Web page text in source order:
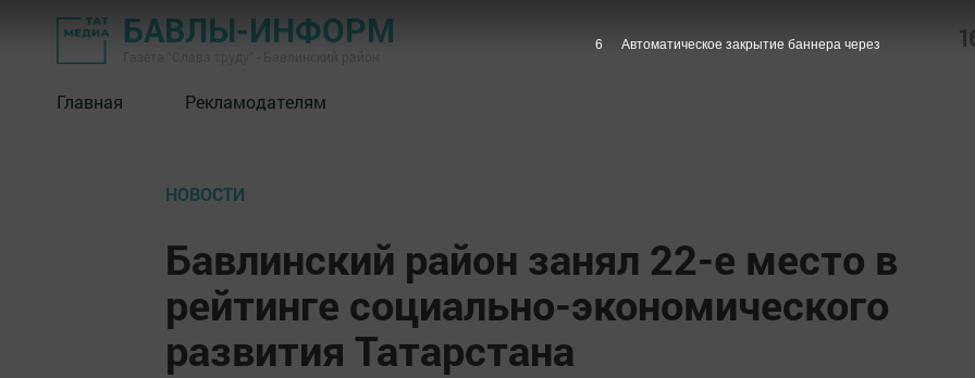
БАВЛЫ-ИНФОРМ
Главная Рекламодателям
НОВОСТИ
Бавлинский район занял 22-е место в
рейтинге социально-экономического
развития Татарстана
5 Автоматическое закрытие баннера через